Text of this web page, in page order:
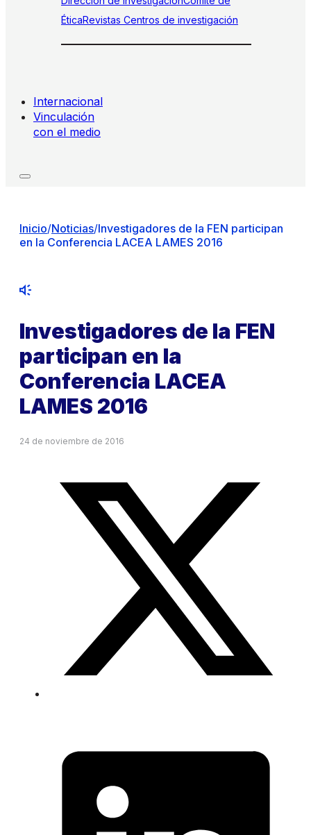
ÉticaRevistas Centros de investigación
Internacional
Vinculación
con el medio
Inicio/Noticias/Investigadores de la FEN participan
en la Conferencia LACEA LAMES 2016
Investigadores de la FEN
participan en la
Conferencia LACEA
LAMES 2016
24 de noviembre de 2016